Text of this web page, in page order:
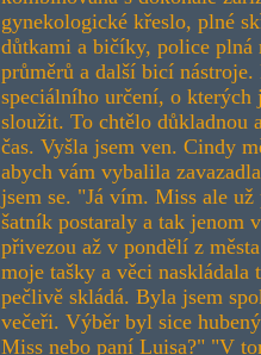
gynekologické křeslo, plné
důtkami a bičíky, police plná
průměrů a další bicí
speciálního určení, o kterých
sloužit. To chtělo důkladnou
čas. Vyšla jsem ven. Cindy
abych vám vybalila
jsem se. "Já vím. Miss ale
šatník postaraly a tak jenom
přivezou až v pondělí z
moje tašky a věci
pečlivě skládá. Byla jsem
večeři. Výběr byl sice
Miss nebo paní Luisa?" "V